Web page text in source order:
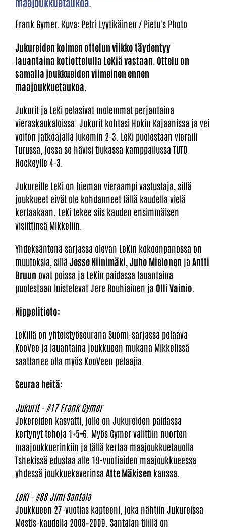
Frank Gymer. Kuva: Petri Lyytikäinen / Pietu's Photo
Jukureiden kolmen ottelun viikko täydentyy
lauantaina kotiottelulla LeKiä vastaan. Ottelu on
samalla joukkueiden viimeinen ennen
maajoukkuetaukoa.
Jukurit ja LeKi pelasivat molemmat perjantaina
vieraskaukaloissa. Jukurit kohtasi Hokin Kajaanissa ja vei
voiton jatkoajalla lukemin 2-3. LeKi puolestaan vieraili
Turussa, jossa se hävisi tiukassa kamppailussa TUTO
Hockeylle 4-3.
Jukureille LeKi on hieman vieraampi vastustaja, sillä
joukkueet eivät ole kohdanneet tällä kaudella vielä
kertaakaan. LeKi tekee siis kauden ensimmäisen
visiittinsä Mikkeliin.
Yhdeksäntenä sarjassa olevan LeKin kokoonpanossa on
muutoksia, silläJesse Niinimäki Juho Mielonen ja Antti
Bruun ovat poissa ja LeKin paidassa lauantaina
puolestaan luistelevat Jere Rouhiainen ja Olli Vainio
Nippelitieto:
LeKillä on yhteistyöseurana Suomi-sarjassa pelaava
KooVee ja lauantaina joukkueen mukana Mikkelissä
saattanee olla myös KooVeen pelaajia.
Seuraa heitä:
Jukurit - #17 Frank Gymer
Jokereiden kasvatti, jolle on Jukureiden paidassa
kertynyt tehoja 1+5=6. Myös Gymer valittiin nuorten
maajoukkuerinkiin ja tällä kertaa maajoukkuetauolla
Tshekissä edustaa alle 19-vuotiaiden maajoukkueessa
yhdessä joukkuekaverinsa Atte Mäkisen kanssa.
LeKi - #88Jimi Santala
Joukkueen 27-vuotias kapteeni, joka nähtiin Jukureissa
Mestis-kaudella 2008–2009. Santalan tilillä on